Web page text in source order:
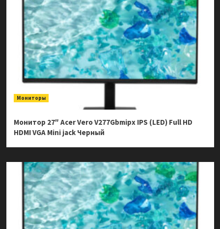
Мониторы
Монитор 27″ Acer Vero V277Gbmipx IPS (LED) Full HD
HDMI VGA Mini jack Черный